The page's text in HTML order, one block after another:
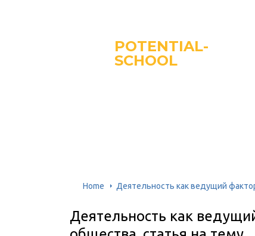
POTENTIAL-
SCHOOL
Home Деятельность как ведущий
Деятельность как